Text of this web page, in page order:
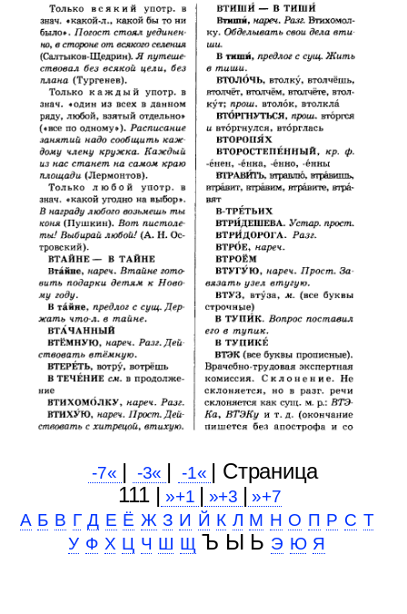
-7« | -3« | -1« | Cтраница
111 | »+1 | »+3 | »+7
А Б В Г Д Е Ё Ж З И Й К Л М Н О П Р С Т
У Ф Х Ц Ч Ш Щ Ъ Ы Ь Э Ю Я